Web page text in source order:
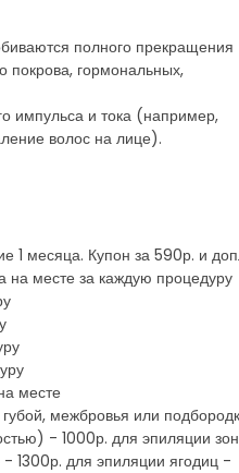
полного прекращения
покрова, гормональных,
импульса и тока (например,
волос на лице).
1 месяца. Купон за 590р. и
на месте за каждую процедуру
месте
межбровья или
- 1000р. для эпиляции
1300р. для эпиляции ягодиц -